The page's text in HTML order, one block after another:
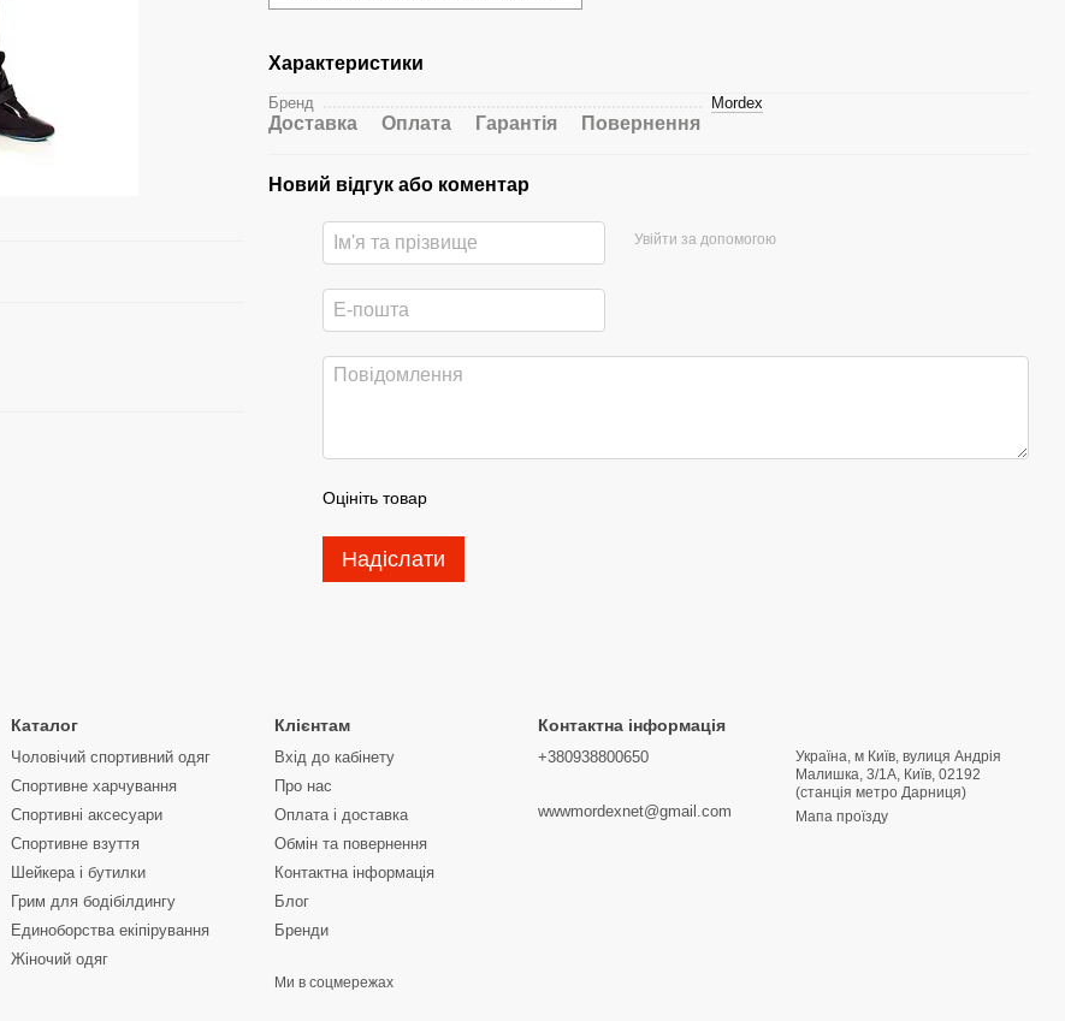
Характеристики
Бренд Mordex
Доставка Оплата Гарантія Повернення
Новий відгук або коментар
Увійти за допомогою
Оцініть товар
Надіслати
Каталог
Чоловічий спортивний одяг
Спортивне харчування
Спортивні аксесуари
Спортивне взуття
Шейкера і бутилки
Грим для бодібілдингу
Единоборства екіпірування
Жіночий одяг
Клієнтам
Вхід до кабінету
Про нас
Оплата і доставка
Обмін та повернення
Контактна інформація
Блог
Бренди
Ми в соцмережах
Контактна інформація
+380938800650
wwwmordexnet@gmail.com
Україна, м Київ, вулиця Андрія
Малишка, 3/1А, Київ, 02192
(станція метро Дарниця)
Мапа проїзду